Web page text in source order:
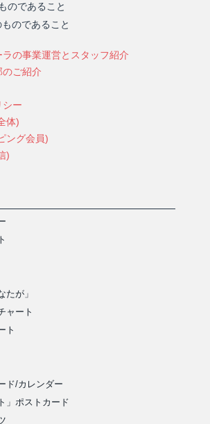
のであること
ものであること
の事業運営とスタッフ紹介
ご紹介
シー
体)
ング会員)
)
たが」
ャート
ト
ド/カレンダー
」ポストカード